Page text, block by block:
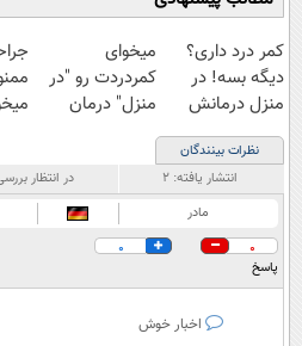
کمر درد داری؟
دیگه بسه! در
منزل درمانش
کن
(◀پرسش‌نامه)
میخوای
کمردردت رو "در
منزل" درمان
نظرات بینندگان
انتشار یافته:۲ در انتظار
مادر
0
0
پاسخ
اخبار خوش